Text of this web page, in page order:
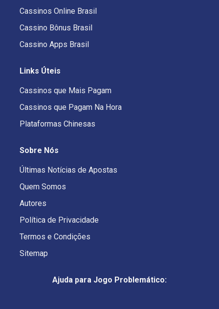
Cassinos Online Brasil
Cassino Bônus Brasil
Cassino Apps Brasil
Links Úteis
Cassinos que Mais Pagam
Cassinos que Pagam Na Hora
Plataformas Chinesas
Sobre Nós
Últimas Notícias de Apostas
Quem Somos
Autores
Política de Privacidade
Termos e Condições
Sitemap
Ajuda para Jogo Problemático: